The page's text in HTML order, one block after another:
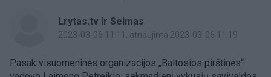
Lrytas.tv ir Seimas
2023-03-06 11:11 , atnaujinta 2023-03-06 11:19
Pasak visuomeninės organizacijos „Baltosios pirštinės“